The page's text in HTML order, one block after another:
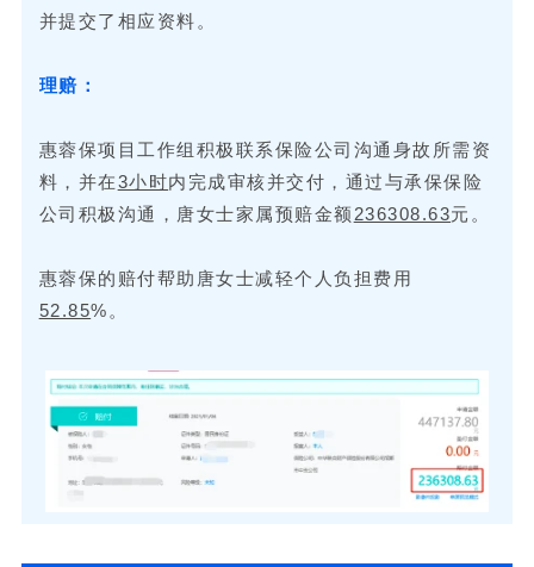
并提交了相应资料。
理赔：
惠蓉保项目工作组积极联系保险公司沟通身故所需资
料，并在3小时内完成审核并交付，通过与承保保险
公司积极沟通，唐女士家属预赔金额 236308.63元。
惠蓉保的赔付帮助唐女士减轻个人负担费用
52.85%。